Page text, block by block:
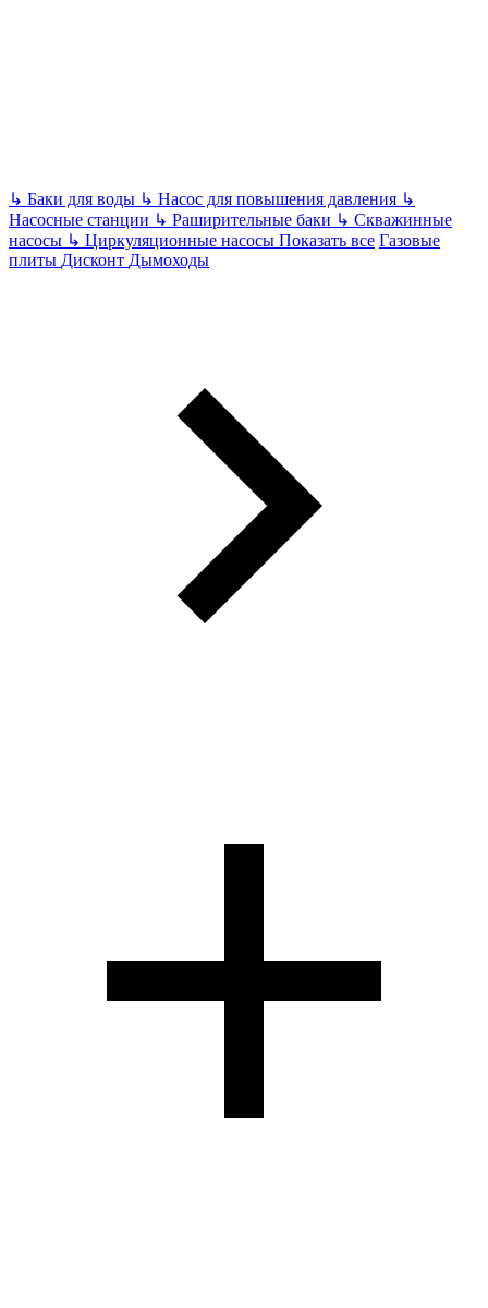
↳ Баки для воды ↳ Насос для повышения давления ↳
Насосные станции ↳ Раширительные баки ↳ Скважинные
насосы ↳ Циркуляционные насосы Показать все Газовые
плиты Дисконт Дымоходы